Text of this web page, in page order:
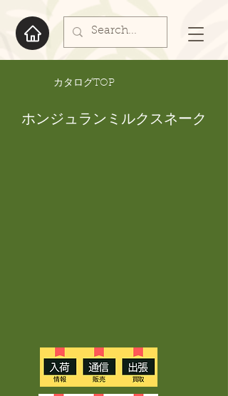
​カタログTOP
ホンジュランミルクスネーク